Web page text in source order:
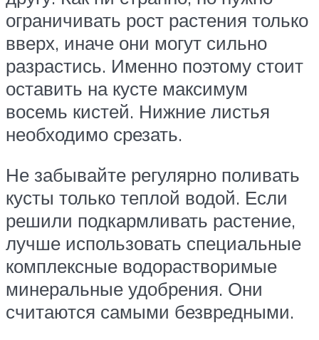
ограничивать рост растения только
вверх, иначе они могут сильно
разрастись. Именно поэтому стоит
оставить на кусте максимум
восемь кистей. Нижние листья
необходимо срезать.
Не забывайте регулярно поливать
кусты только теплой водой. Если
решили подкармливать растение,
лучше использовать специальные
комплексные водорастворимые
минеральные удобрения. Они
считаются самыми безвредными.